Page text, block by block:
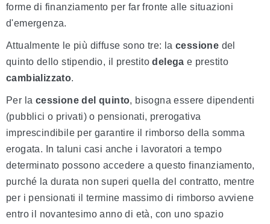
forme di finanziamento per far fronte alle situazioni
d'emergenza.
Attualmente le più diffuse sono tre: la cessione del
quinto dello stipendio, il prestitodelega e prestito
cambializzato.
Per la cessione del quinto, bisogna essere dipendenti
(pubblici o privati) o pensionati, prerogativa
imprescindibile per garantire il rimborso della somma
erogata. In taluni casi anche i lavoratori a tempo
determinato possono accedere a questo finanziamento,
purché la durata non superi quella del contratto, mentre
per i pensionati il termine massimo di rimborso avviene
entro il novantesimo anno di età, con uno spazio